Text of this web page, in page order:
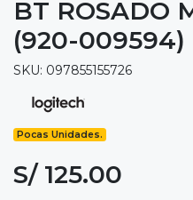
BT ROSADO
(920-009594)
SKU: 097855155726
Pocas Unidades.
S/ 125.00